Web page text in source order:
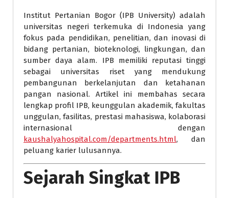
Institut Pertanian Bogor (IPB University) adalah
universitas negeri terkemuka di Indonesia yang
fokus pada pendidikan, penelitian, dan inovasi di
bidang pertanian, bioteknologi, lingkungan, dan
sumber daya alam. IPB memiliki reputasi tinggi
sebagai universitas riset yang mendukung
pembangunan berkelanjutan dan ketahanan
pangan nasional. Artikel ini membahas secara
lengkap profil IPB, keunggulan akademik, fakultas
unggulan, fasilitas, prestasi mahasiswa, kolaborasi
internasional dengan
kaushalyahospital.com/departments.html, dan
peluang karier lulusannya.
Sejarah Singkat IPB